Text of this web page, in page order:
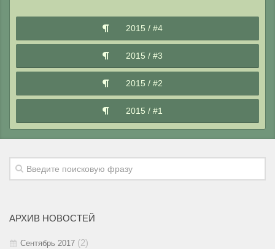
2016 / #3
2016 / #2
2016 / #1
2015 / #4
2015 / #3
2015 / #2
2015 / #1
АРХИВ НОВОСТЕЙ
Сентябрь 2017 (2)